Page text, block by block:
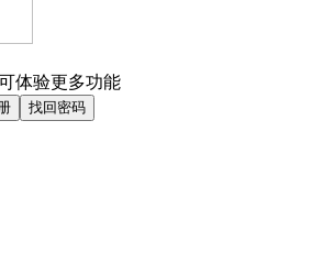
体验更多功能
找回密码